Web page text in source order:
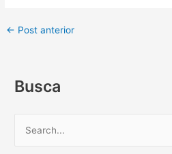
← Post anterior
Busca